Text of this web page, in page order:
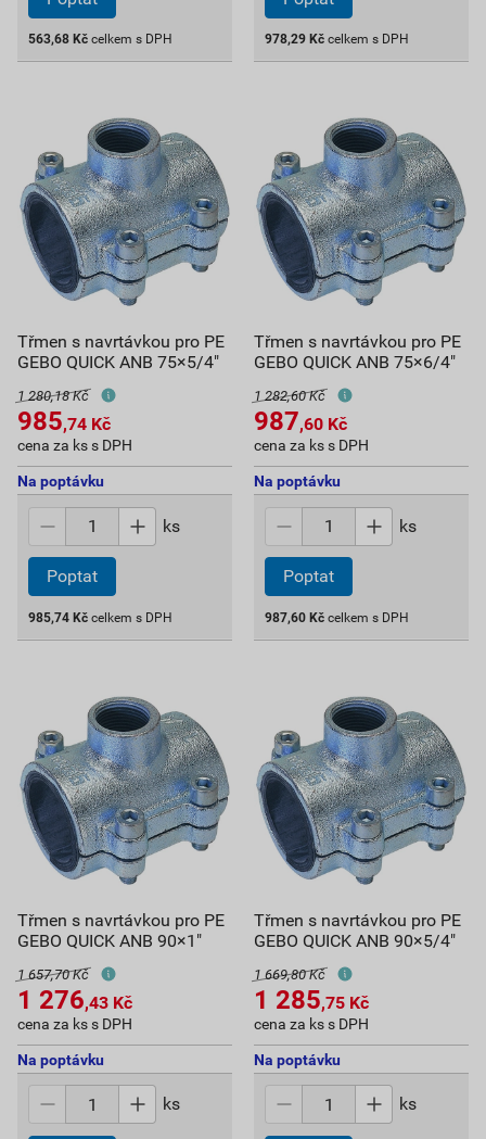
563,68 Kč celkem s DPH 978,29 Kč celkem s DPH
Třmen s navrtávkou pro PE
GEBO QUICK ANB 75×5/4"
1 280,18 Kč
985,74 Kč
cena za ks s DPH
Na poptávku
ks
Poptat
985,74 Kč celkem s DPH
Třmen s navrtávkou pro PE
GEBO QUICK ANB 75×6/4"
1 282,60 Kč
987,60 Kč
cena za ks s DPH
Na poptávku
ks
Poptat
987,60 Kč celkem s DPH
Třmen s navrtávkou pro PE
GEBO QUICK ANB 90×1"
1 657,70 Kč
1 276,43 Kč
cena za ks s DPH
Na poptávku
ks
Třmen s navrtávkou pro PE
GEBO QUICK ANB 90×5/4"
1 669,80 Kč
1 285,75 Kč
cena za ks s DPH
Na poptávku
ks